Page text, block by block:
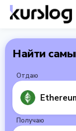
Найти
Отдаю
Получаю